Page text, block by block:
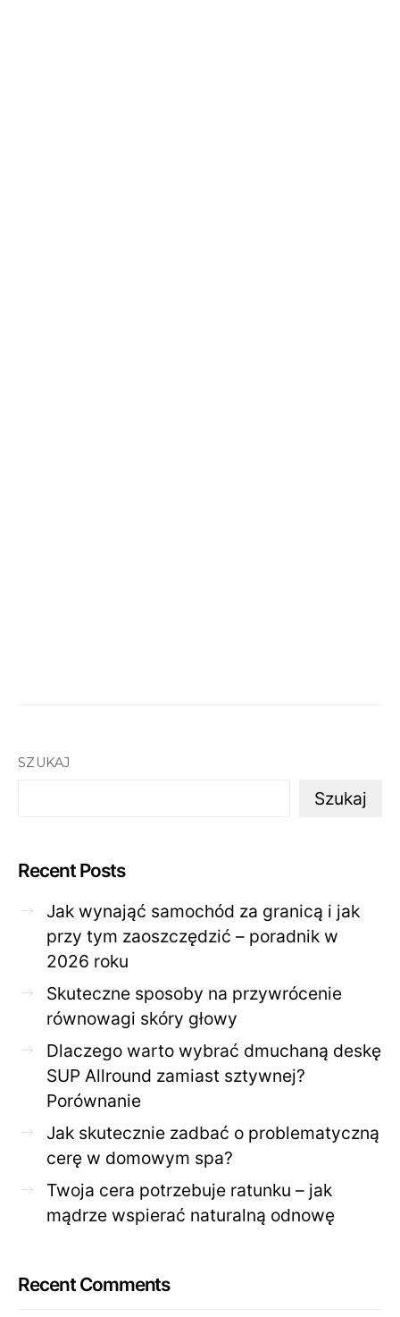
SZUKAJ
Szukaj
Recent Posts
Jak wynająć samochód za granicą i jak
przy tym zaoszczędzić – poradnik w
2026 roku
Skuteczne sposoby na przywrócenie
równowagi skóry głowy
Dlaczego warto wybrać dmuchaną deskę
SUP Allround zamiast sztywnej?
Porównanie
Jak skutecznie zadbać o problematyczną
cerę w domowym spa?
Twoja cera potrzebuje ratunku – jak
mądrze wspierać naturalną odnowę
Recent Comments